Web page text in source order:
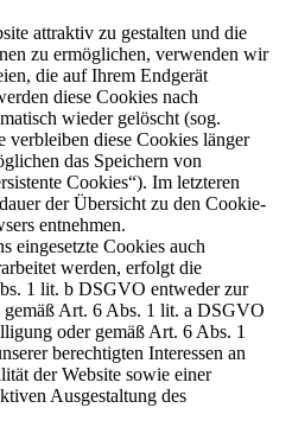
attraktiv zu gestalten und die
zu ermöglichen, verwenden wir
die auf Ihrem Endgerät
diese Cookies nach
wieder gelöscht (sog.
verbleiben diese Cookies länger
das Speichern von
Cookies“). Im letzteren
der Übersicht zu den Cookie-
entnehmen.
eingesetzte Cookies auch
werden, erfolgt die
1 lit. b DSGVO entweder zur
gemäß Art. 6 Abs. 1 lit. a DSGVO
oder gemäß Art. 6 Abs. 1
berechtigten Interessen an
der Website sowie einer
Ausgestaltung des